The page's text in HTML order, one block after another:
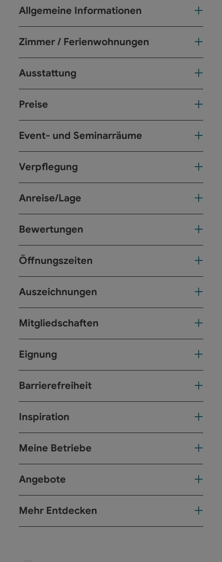
Allgemeine Informationen
Zimmer / Ferienwohnungen
Ausstattung
Preise
Event- und Seminarräume
Verpflegung
Anreise/Lage
Bewertungen
Öffnungszeiten
Auszeichnungen
Mitgliedschaften
Eignung
Barrierefreiheit
Inspiration
Meine Betriebe
Angebote
Mehr Entdecken